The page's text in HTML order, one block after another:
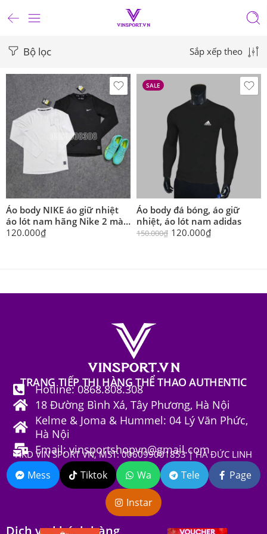
Bộ lọc Sắp xếp theo
Áo body NIKE áo giữ nhiệt
áo lót nam hãng Nike 2 màu
đen trắng cao cấp trơn mới
120.000₫
SALE
Áo body đá bóng, áo giữ
nhiệt, áo lót nam adidas
150.000₫ 120.000₫
TRANG TIẾP THỊ HÀNG THỂ THAO AUTHENTIC
Hotline: 0868.808.308
18 Đường Bình Xá, Tây Phương, Hà Nội
Kelme & Joma & Hummel: 04 Lý Văn Phức,
Hà Nội
Email: vinsportshopvn@gmail.com
HKD VIN SPORT VN, MST: 006099001853 | HÀ ĐỨC LINH
Mess Tiktok Wa Tele Page
Instar